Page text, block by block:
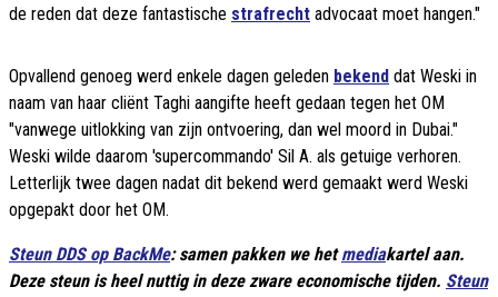
de reden dat deze fantastische strafrecht advocaat moet hangen."
Opvallend genoeg werd enkele dagen geleden bekend dat Weski in
naam van haar cliënt Taghi aangifte heeft gedaan tegen het OM
"vanwege uitlokking van zijn ontvoering, dan wel moord in Dubai."
Weski wilde daarom 'supercommando' Sil A. als getuige verhoren.
Letterlijk twee dagen nadat dit bekend werd gemaakt werd Weski
opgepakt door het OM.
Steun DDS op BackMe: samen pakken we hetmediakartel aan.
Deze steun is heel nuttig in deze zware economische tijden. Steun